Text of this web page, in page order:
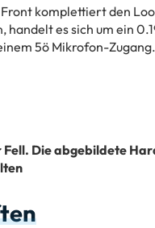
komplettiert den
handelt es sich um ein
5ö Mikrofon-Zugang.
Die abgebildete